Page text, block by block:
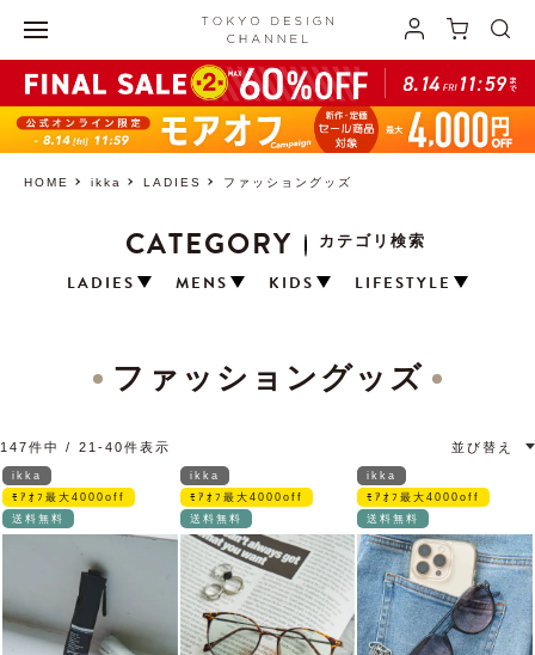
HOME ikka LADIES ファッショングッズ
CATEGORY
カテゴリ検索
LADIES
MENS KIDS LIFESTYLE
ファッショングッズ
並び替え
147件中 21 -40件表示
ikka
ﾓｱｵﾌ最大4000off
送料無料
ikka
ﾓｱｵﾌ最大4000off
送料無料
ikka
ﾓｱｵﾌ最大4000off
送料無料